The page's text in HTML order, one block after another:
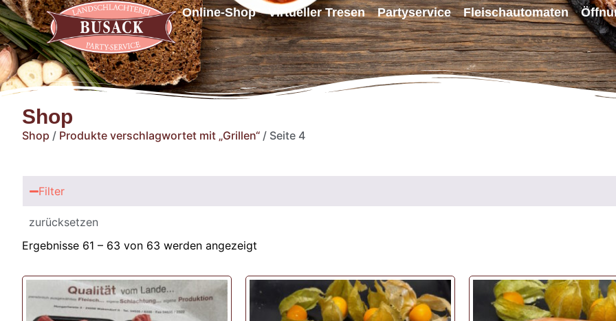
Online-Shop Virtueller Tresen Partyservice Fleischautomaten
Shop
Shop / Produkte verschlagwortet mit „Grillen“ / Seite 4
Filter
zurücksetzen
Ergebnisse 61 – 63 von 63 werden angezeigt